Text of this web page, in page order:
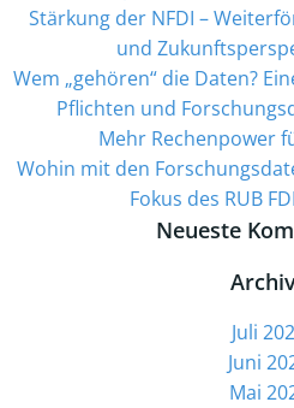
Stärkung der NFDI –
und
Wem „gehören“ die Daten?
Pflichten und
Mehr Rechenpower
­Wohin mit den
Fokus des RUB
Neueste
Juli
Juni
Mai